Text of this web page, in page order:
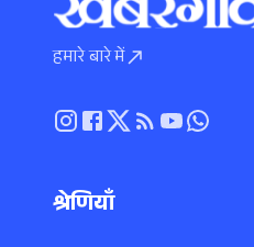
हमारे बारे में
श्रेणियाँ